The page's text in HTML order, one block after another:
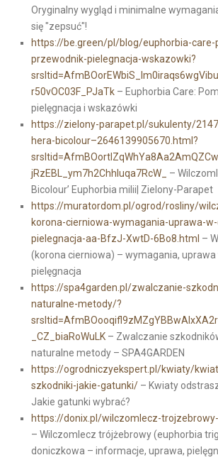
Oryginalny wygląd i minimalne
się "zepsuć"!
https://be.green/pl/blog/euphorbia-care-
przewodnik-pielegnacja-wskazowki?
r50vOC03F_PJaTk– Euphorbia Care:
pielęgnacja i wskazówki
https://zielony-parapet.pl/sukulenty/
hera-bicolour–2646139905670.html?
jRzEBL_ym7h2ChhIuqa7RcW_
–
Bicolour’ Euphorbia milii| Zielony-Parapet
https://muratordom.pl/ogrod/rosliny/
korona-cierniowa-wymagania-uprawa-
pielegnacja-aa-BfzJ-XwtD-6Bo8.html –
(korona cierniowa) – wymagania, uprawa
pielęgnacja
https://spa4garden.pl/zwalczanie-
naturalne-metody/?
_CZ_biaRoWuLK– Zwalczanie
naturalne metody – SPA4GARDEN
https://ogrodniczyekspert.pl/kwiaty/
szkodniki-jakie-gatunki/– Kwiaty
Jakie gatunki wybrać?
https://donix.pl/wilczomlecz-
– Wilczomlecz trójżebrowy (euphorbia
doniczkowa – informacje, uprawa,